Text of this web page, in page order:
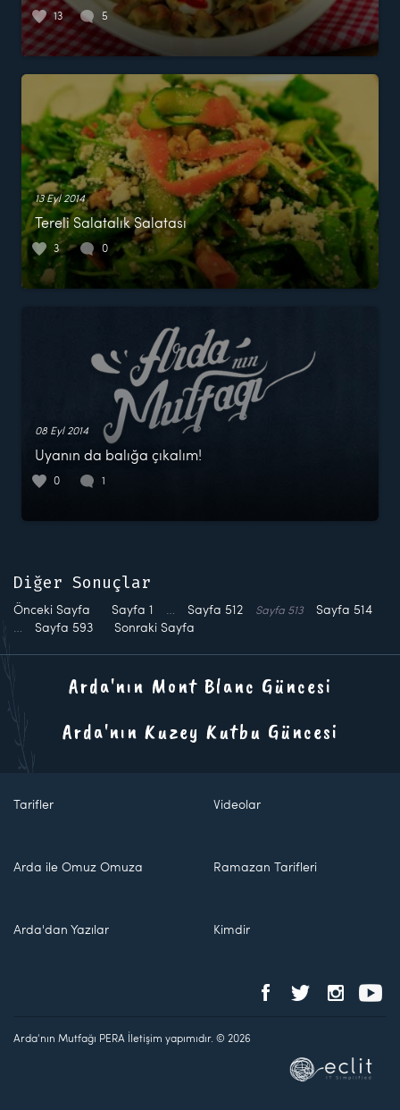
13 5
13 Eyl 2014
Tereli Salatalık Salatası
3 0
08 Eyl 2014
Uyanın da balığa çıkalım!
0 1
Diğer Sonuçlar
Önceki Sayfa Sayfa 1 … Sayfa 512 Sayfa 513 Sayfa 514
…
Sayfa 593 Sonraki Sayfa
Arda'nın Mont Blanc Güncesi
Arda'nın Kuzey Kutbu Güncesi
Tarifler Videolar
Arda ile Omuz Omuza Ramazan Tarifleri
Arda'dan Yazılar Kimdir
Arda'nın Mutfağı PERA İletişim yapımıdır. © 2026